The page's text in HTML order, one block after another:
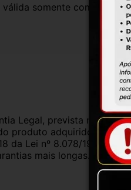
válida somente com
Legal, prevista no
produto adquirido.Na
da Lei nº 8.078/1990,
mais longas.